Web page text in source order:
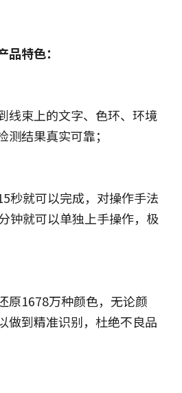
特色：
线束上的文字、色环、环境
结果真实可靠；
秒就可以完成，对操作手法
钟就可以单独上手操作，极
原1678万种颜色，无论颜
做到精准识别，杜绝不良品